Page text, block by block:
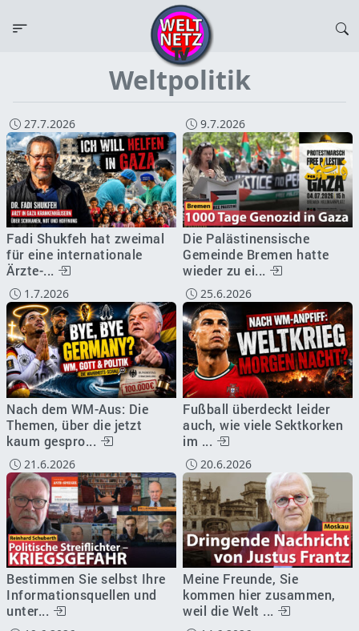
Weltpolitik
27.7.2026
Fadi Shukfeh hat zweimal
für eine internationale
Ärzte-...
9.7.2026
Die Palästinensische
Gemeinde Bremen hatte
wieder zu ei...
1.7.2026
Nach dem WM-Aus: Die
Themen, über die jetzt
kaum gespro...
25.6.2026
Fußball überdeckt leider
auch, wie viele Sektkorken
im ...
21.6.2026
Bestimmen Sie selbst Ihre
Informationsquellen und
unter...
20.6.2026
Meine Freunde, Sie
kommen hier zusammen,
weil die Welt ...